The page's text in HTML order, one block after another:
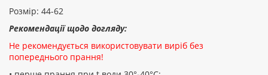
Розмір: 44-62
Рекомендації щодо догляду:
Не рекомендується використовувати виріб без
попереднього прання!